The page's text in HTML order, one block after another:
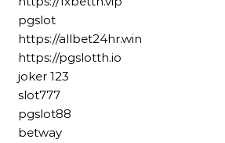
pgslot
https://allbet24hr.win
https://pgslotth.io
joker 123
slot777
pgslot88
betway